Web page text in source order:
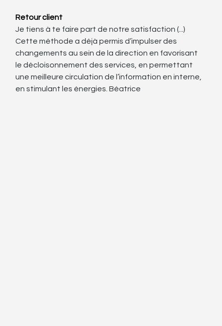
Retour client
Je tiens à te faire part de notre satisfaction (...)
Cette méthode a déjà permis d’impulser des
changements au sein de la direction en favorisant
le décloisonnement des services, en permettant
une meilleure circulation de l’information en interne,
en stimulant les énergies. Béatrice